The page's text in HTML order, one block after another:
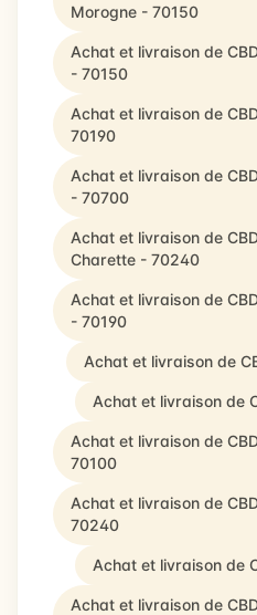
Morogne - 70150
Achat et livraison de
- 70150
Achat et livraison de
70190
Achat et livraison de
- 70700
Achat et livraison de
Charette - 70240
Achat et livraison de
- 70190
Achat et livraison de
Achat et livraison de
Achat et livraison de
70100
Achat et livraison de
70240
Achat et livraison de
Achat et livraison de